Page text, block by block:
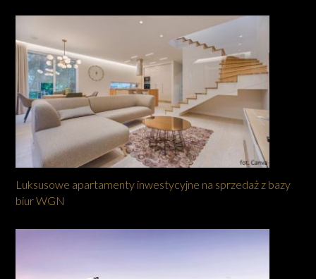
Luksusowe apartamenty inwestycyjne na sprzedaż z bazy
biur WGN